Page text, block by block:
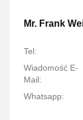
Mr. Frank
Tel:
Wiadomość E-
Mail:
Whatsapp: